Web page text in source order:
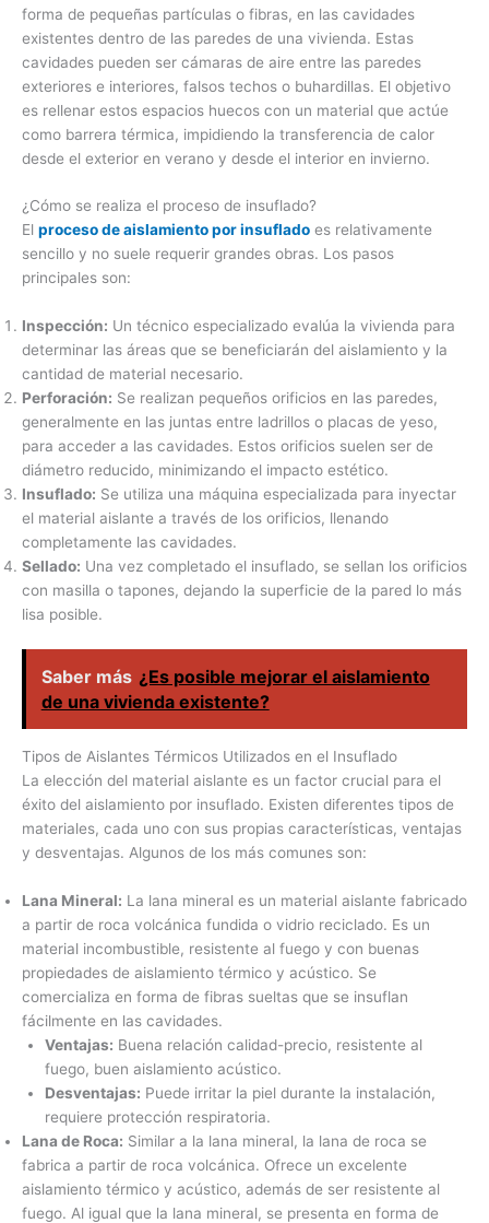
forma de pequeñas partículas o fibras, en las cavidades
existentes dentro de las paredes de una vivienda. Estas
cavidades pueden ser cámaras de aire entre las paredes
exteriores e interiores, falsos techos o buhardillas. El objetivo
es rellenar estos espacios huecos con un material que actúe
como barrera térmica, impidiendo la transferencia de calor
desde el exterior en verano y desde el interior en invierno.
¿Cómo se realiza el proceso de insuflado?
El proceso de aislamiento por insuflado es relativamente
sencillo y no suele requerir grandes obras. Los pasos
principales son:
Inspección: Un técnico especializado evalúa la vivienda para
determinar las áreas que se beneficiarán del aislamiento y la
cantidad de material necesario.
Perforación: Se realizan pequeños orificios en las paredes,
generalmente en las juntas entre ladrillos o placas de yeso,
para acceder a las cavidades. Estos orificios suelen ser de
diámetro reducido, minimizando el impacto estético.
Insuflado: Se utiliza una máquina especializada para inyectar
el material aislante a través de los orificios, llenando
completamente las cavidades.
Sellado: Una vez completado el insuflado, se sellan los orificios
con masilla o tapones, dejando la superficie de la pared lo más
lisa posible.
Saber más ¿Es posible mejorar el aislamiento
de una vivienda existente?
Tipos de Aislantes Térmicos Utilizados en el Insuflado
La elección del material aislante es un factor crucial para el
éxito del aislamiento por insuflado. Existen diferentes tipos de
materiales, cada uno con sus propias características, ventajas
y desventajas. Algunos de los más comunes son:
Lana Mineral: La lana mineral es un material aislante fabricado
a partir de roca volcánica fundida o vidrio reciclado. Es un
material incombustible, resistente al fuego y con buenas
propiedades de aislamiento térmico y acústico. Se
comercializa en forma de fibras sueltas que se insuflan
fácilmente en las cavidades.
Ventajas: Buena relación calidad-precio, resistente al
fuego, buen aislamiento acústico.
Desventajas: Puede irritar la piel durante la instalación,
requiere protección respiratoria.
Lana de Roca: Similar a la lana mineral, la lana de roca se
fabrica a partir de roca volcánica. Ofrece un excelente
aislamiento térmico y acústico, además de ser resistente al
fuego. Al igual que la lana mineral, se presenta en forma de